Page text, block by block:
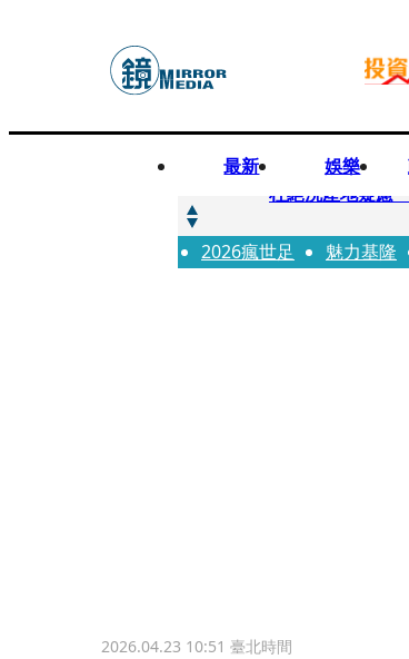
最新 娛樂
快訊
杜絕洗產地疑慮
快訊
「簽名牆變戰場
2026瘋世足 魅力基隆
2026.04.23 10:51 臺北時間